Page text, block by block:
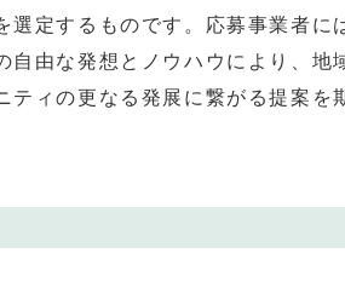
定するものです。応募事業者に
自由な発想とノウハウにより、地
ィの更なる発展に繋がる提案を